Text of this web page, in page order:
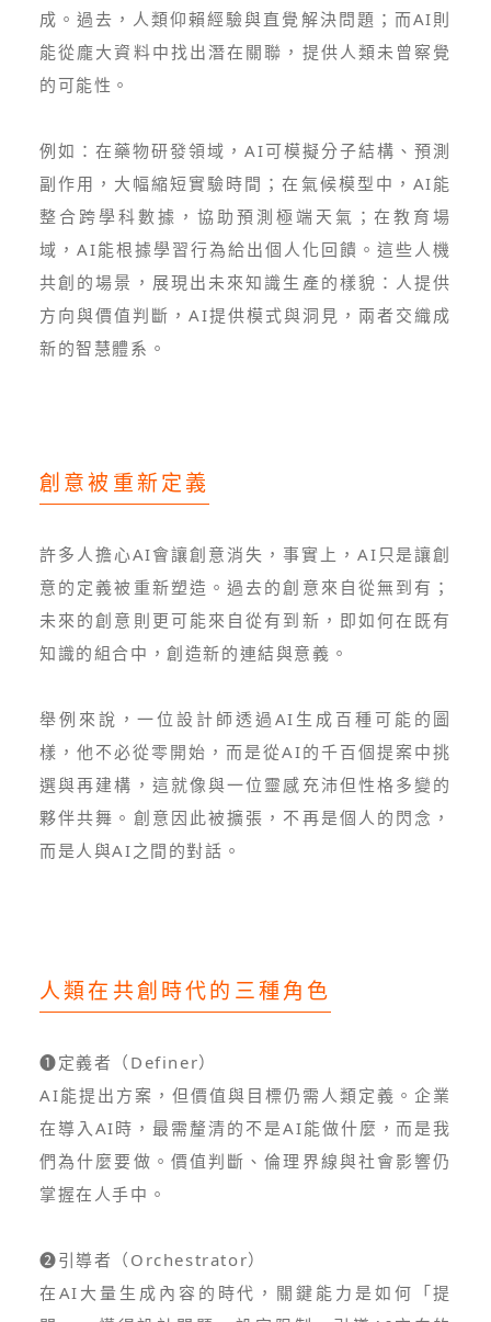
成。過去，人類仰賴經驗與直覺解決問題；而AI則
能從龐大資料中找出潛在關聯，提供人類未曾察覺
的可能性。
例如：在藥物研發領域，AI可模擬分子結構、預測
副作用，大幅縮短實驗時間；在氣候模型中，AI能
整合跨學科數據，協助預測極端天氣；在教育場
域，AI能根據學習行為給出個人化回饋。這些人機
共創的場景，展現出未來知識生產的樣貌：人提供
方向與價值判斷，AI提供模式與洞見，兩者交織成
新的智慧體系。
創意被重新定義
許多人擔心AI會讓創意消失，事實上，AI只是讓創
意的定義被重新塑造。過去的創意來自從無到有；
未來的創意則更可能來自從有到新，即如何在既有
知識的組合中，創造新的連結與意義。
舉例來說，一位設計師透過AI生成百種可能的圖
樣，他不必從零開始，而是從AI的千百個提案中挑
選與再建構，這就像與一位靈感充沛但性格多變的
夥伴共舞。創意因此被擴張，不再是個人的閃念，
而是人與AI之間的對話。
人類在共創時代的三種角色
❶定義者（Definer）
AI能提出方案，但價值與目標仍需人類定義。企業
在導入AI時，最需釐清的不是AI能做什麼，而是我
們為什麼要做。價值判斷、倫理界線與社會影響仍
掌握在人手中。
❷引導者（Orchestrator）
在AI大量生成內容的時代，關鍵能力是如何「提